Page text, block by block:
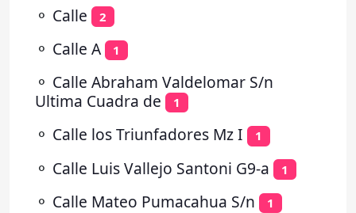
⚬ Calle 2
⚬ Calle A 1
⚬ Calle Abraham Valdelomar S/n
Ultima Cuadra de
1
⚬ Calle los Triunfadores Mz I 1
⚬ Calle Luis Vallejo Santoni G9-a 1
⚬ Calle Mateo Pumacahua S/n 1